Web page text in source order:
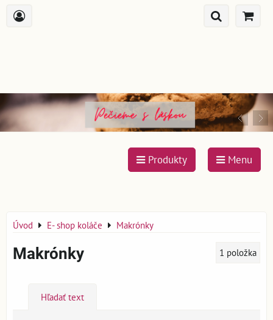
Produkty Menu
Úvod E- shop koláče Makrónky
Makrónky 1 položka
Hľadať text